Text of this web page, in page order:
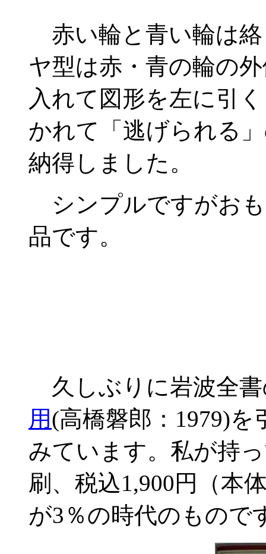
赤い輪と青い輪は
ヤ型は赤・青の輪の
入れて図形を左に引
かれて「逃げられる
納得しました。
シンプルですがお
品です。
久しぶりに岩波全
用(高橋磐郎：1979)
みています。私が持
刷、税込1,900円（本
が3％の時代のもので